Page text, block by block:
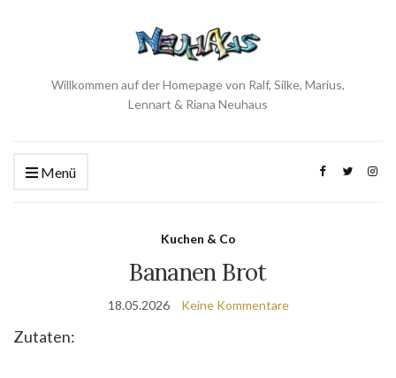
Willkommen auf der Homepage von Ralf, Silke, Marius,
Lennart & Riana Neuhaus
Menü
Kuchen & Co
Bananen Brot
18.05.2026 Keine Kommentare
Zutaten: